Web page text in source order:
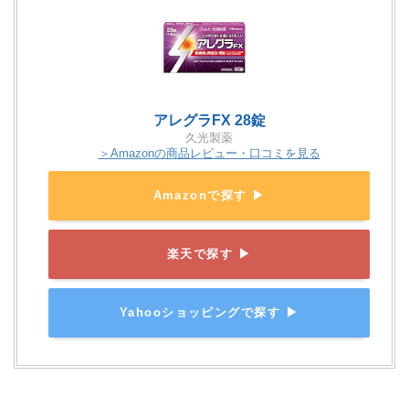
アレグラFX 28錠
久光製薬
＞Amazonの商品レビュー・口コミを見る
Amazonで探す ▶
楽天で探す ▶
Yahooショッピングで探す ▶